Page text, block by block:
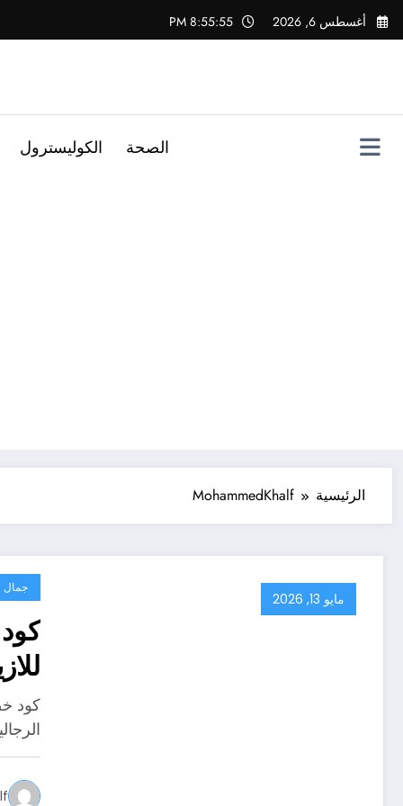
التجاوز
إلى
أغسطس 6, 2026 8:55:56 PM
الصحة الكوليسترول
الرئيسية MohammedKhalf
مايو 13, 2026
جمال